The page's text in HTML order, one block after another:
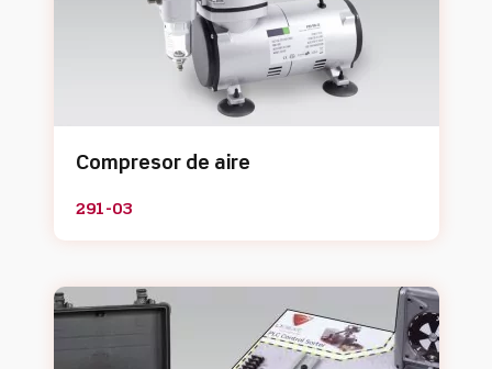
Compresor de aire
291-03